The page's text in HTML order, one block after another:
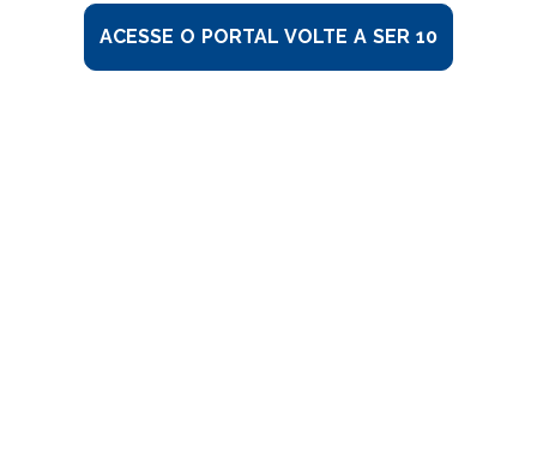
ACESSE O PORTAL VOLTE A SER 10